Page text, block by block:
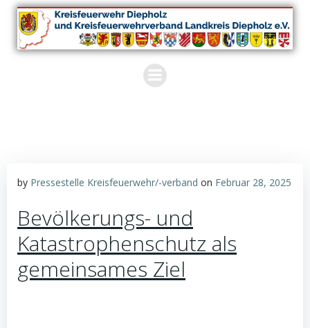
Zum
Inhalt
springen
by Pressestelle Kreisfeuerwehr/-verband on Februar 28, 2025
Bevölkerungs- und
Katastrophenschutz als
gemeinsames Ziel